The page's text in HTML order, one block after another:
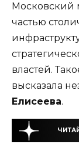
Московский
частью
властей.
высказала
Елисеева.